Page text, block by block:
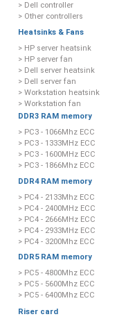
> Dell controller
> Other controllers
Heatsinks & Fans
> HP server heatsink
> HP server fan
> Dell server heatsink
> Dell server fan
> Workstation heatsink
> Workstation fan
DDR3 RAM memory
> PC3 - 1066Mhz ECC
> PC3 - 1333MHz ECC
> PC3 - 1600MHz ECC
> PC3 - 1866Mhz ECC
DDR4 RAM memory
> PC4 - 2133Mhz ECC
> PC4 - 2400MHz ECC
> PC4 - 2666MHz ECC
> PC4 - 2933MHz ECC
> PC4 - 3200Mhz ECC
DDR5 RAM memory
> PC5 - 4800Mhz ECC
> PC5 - 5600Mhz ECC
> PC5 - 6400Mhz ECC
Riser card